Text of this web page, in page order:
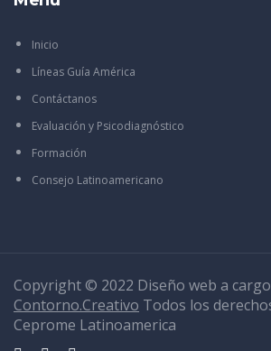
Inicio
Líneas Guía América
Contáctanos
Evaluación y Psicodiagnóstico
Formación
Consejo Latinoamericano
Copyright © 2022 Diseño web a
Contorno.Creativo Todos los
Ceprome Latinoamerica